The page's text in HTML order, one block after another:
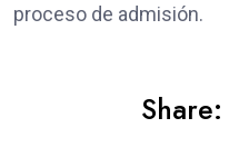
proceso de admisión.
Share: